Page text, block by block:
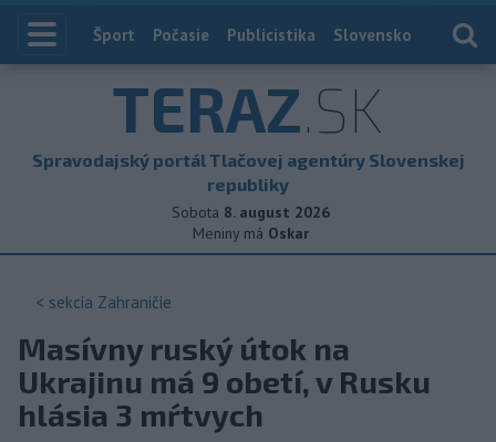
Index
Šport Počasie Publicistika Slovensko
TERAZ.SK
Spravodajský portál Tlačovej agentúry Slovenskej
republiky
Sobota 8. august 2026
Meniny má Oskar
< sekcia Zahraničie
Masívny ruský útok na
Ukrajinu má 9 obetí, v Rusku
hlásia 3 mŕtvych